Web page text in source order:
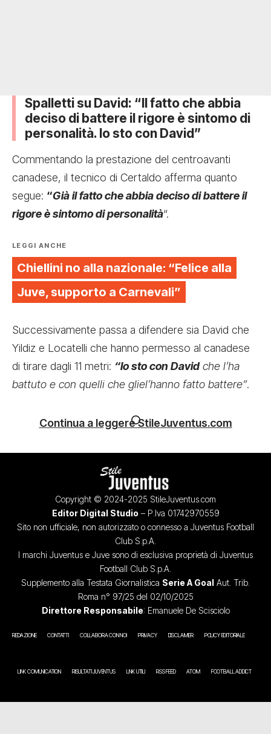
Spalletti su David: “Il fatto che abbia
deciso di battere il rigore è sintomo di
personalità. Io sto con David”
Commentando la prestazione del centroavanti
canadese, il tecnico di Certaldo afferma quanto
segue: “Già il fatto che abbia deciso di battere il
rigore è sintomo di personalità“.
LEGGI ANCHE
Chiellini no alla nazionale: “Felice alla
Juve, supporto a Carnevali”
Successivamente passa a difendere sia David che
Yildiz e Locatelli che hanno permesso al canadese
di tirare dagli 11 metri: “Io sto con Davidche l’ha
battuto e con quelli che gliel’hanno fatto battere”.
Continua a leggere StileJuventus.com
Copyright © 2024-2025 StileJuventus.com
Editor Digital Studio – P.Iva 01742970559
Sito non ufficiale, non autorizzato o connesso a Juventus Football
Club S.p.A.
I marchi Juventus e Juve sono di esclusiva proprietà di Juventus
Football Club S.p.A.
Supplemento alla Testata Giornalistica Serie A Goal Aut. Trib.
Roma n° 97/25 del 02/10/2025
Direttore Responsabile: Emanuele De Scisciolo
REDAZIONE CONTATTI COLLABORA CON NOI PRIVACY DISCLAIMER POLICY EDITORIALE
LINK COMUNICATION RISULTATI JUVENTUS LINK UTILI RSS FEED ATOM FOOTBALL ADDICT